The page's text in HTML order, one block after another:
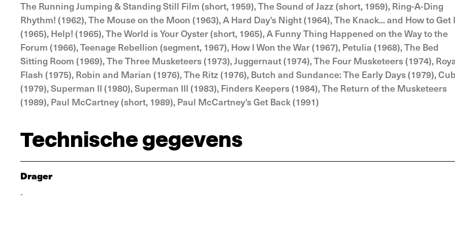
The Running Jumping & Standing Still Film (short, 1959), The Sound of Jazz (short, 1959), Ring-A-Ding
Rhythm! (1962), The Mouse on the Moon (1963), A Hard Day's Night (1964), The Knack... and How to Get
(1965), Help! (1965), The World is Your Oyster (short, 1965), A Funny Thing Happened on the Way to the
Forum (1966), Teenage Rebellion (segment, 1967), How I Won the War (1967), Petulia (1968), The Bed
Sitting Room (1969), The Three Musketeers (1973), Juggernaut (1974), The Four Musketeers (1974),
Flash (1975), Robin and Marian (1976), The Ritz (1976), Butch and Sundance: The Early Days (1979),
(1979), Superman II (1980), Superman III (1983), Finders Keepers (1984), The Return of the Musketeers
(1989), Paul McCartney (short, 1989), Paul McCartney's Get Back (1991)
Technische gegevens
Drager
-